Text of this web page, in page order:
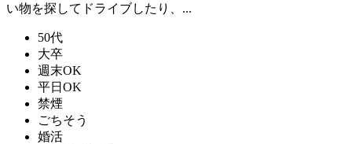
い物を探してドライブしたり、...
50代
大卒
週末OK
平日OK
禁煙
ごちそう
婚活